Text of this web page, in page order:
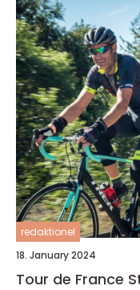
redaktionel
18. January 2024
Tour de France